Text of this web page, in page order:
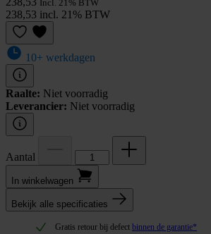
Incl. 21% BTW
238,53 incl. 21% BTW
10+ werkdagen
Raalte: Niet voorradig
Leverancier: Niet voorradig
Aantal
In winkel­wagen
Bekijk alle specificaties
Gratis retour bij defect binnen de garantie*